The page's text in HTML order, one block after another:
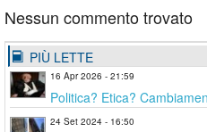
Nessun commento trovato
PIÙ LETTE
16 Apr 2026 - 21:59
Politica? Etica?
24 Set 2024 - 16:50